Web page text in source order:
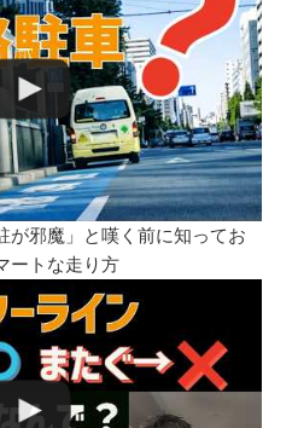
が邪魔」と嘆く前に知ってお
ートな走り方